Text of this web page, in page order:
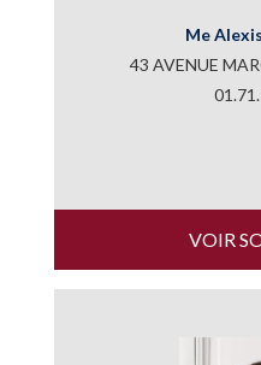
Me
43 AVENUE
VOIR